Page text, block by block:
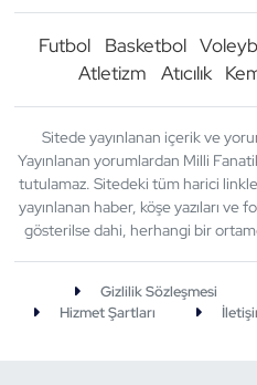
Futbol Basketbol
Atletizm
Atıcılık
Sitede yayınlanan içerik ve
Yayınlanan yorumlardan Milli
tutulamaz. Sitedeki tüm harici
yayınlanan haber, köşe yazıları ve
gösterilse dahi, herhangi bir
Gizlilik Sözleşmesi
Hizmet Şartları